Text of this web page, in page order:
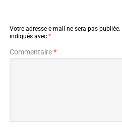
Votre adresse e-mail ne sera pas publiée.
indiqués avec *
Commentaire*